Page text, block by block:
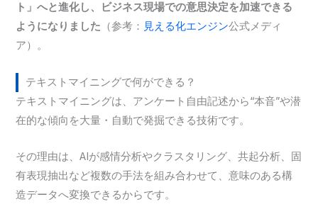
ト」へと進化し、ビジネス現場での意思決定を加速できる
ようになりました （参考： 見える化エンジン公式メディ
ア）。
テキストマイニングで何ができる？
テキストマイニングは、アンケート自由記述から“本音”や潜
在的な傾向を大量・自動で発掘できる技術です。
その理由は、AIが感情分析やクラスタリング、共起分析、固
有表現抽出など複数の手法を組み合わせて、意味のある構
造データへ変換できるからです。